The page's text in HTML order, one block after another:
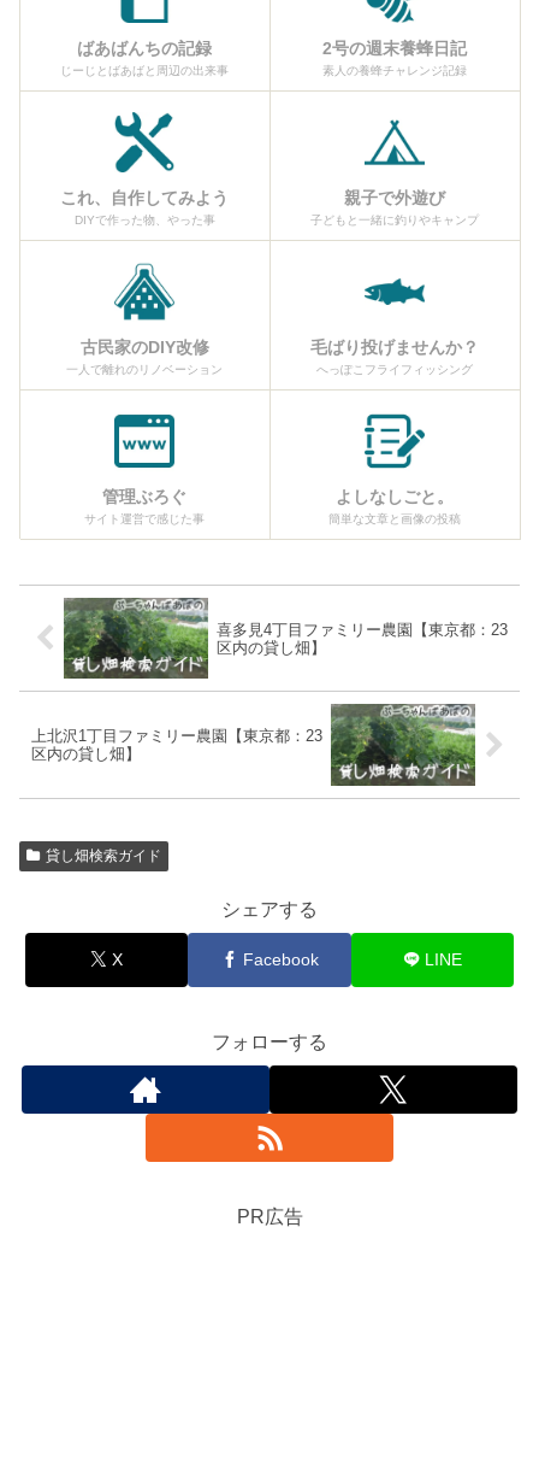
ばあばんちの記録
じーじとばあばと周辺の出来事
2号の週末養蜂日記
素人の養蜂チャレンジ記録
これ、自作してみよう
DIYで作った物、やった事
親子で外遊び
子どもと一緒に釣りやキャンプ
古民家のDIY改修
一人で離れのリノベーション
毛ばり投げませんか？
へっぽこフライフィッシング
管理ぶろぐ
サイト運営で感じた事
よしなしごと。
簡単な文章と画像の投稿
喜多見4丁目ファミリー農園【東京都：23
区内の貸し畑】
上北沢1丁目ファミリー農園【東京都：23
区内の貸し畑】
貸し畑検索ガイド
シェアする
X Facebook LINE
フォローする
PR広告